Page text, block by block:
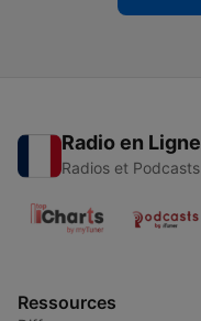
Radio en Ligne
Radios et Podcasts
Ressources